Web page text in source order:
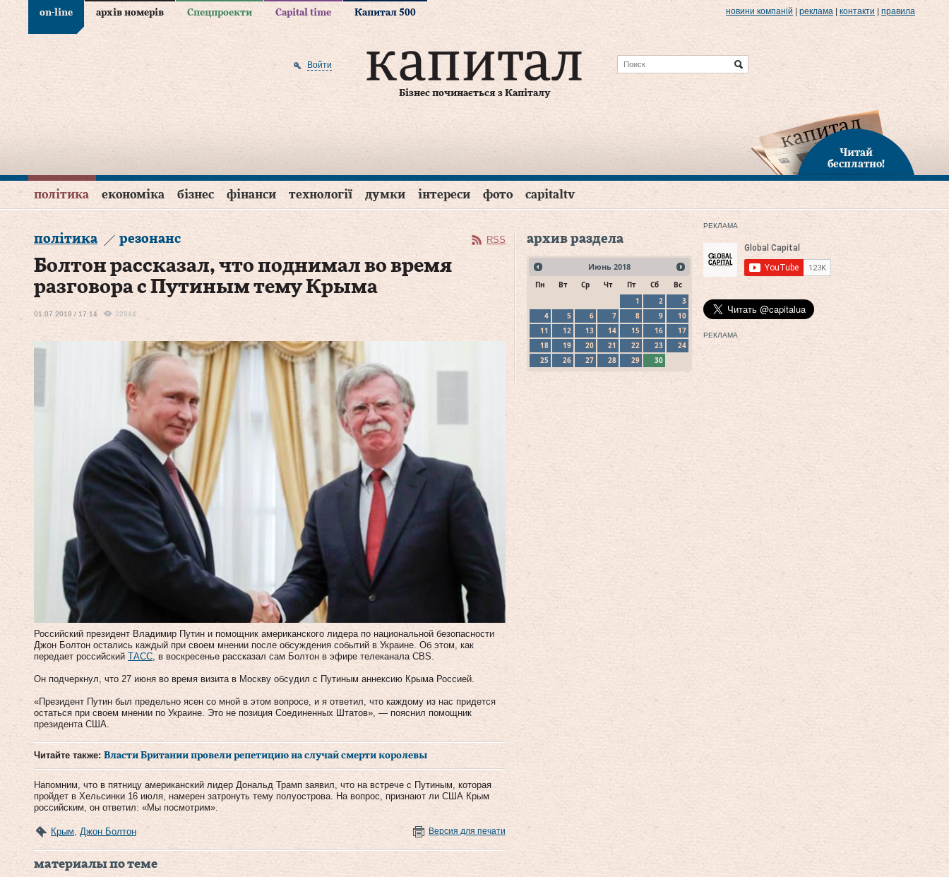
on-line архів номерів Спецпроекти Capital time Капитал 500 новини компаній реклама контакти правила
Бізнес починається з Капіталу
Войти
Читай
бесплатно!
політика економіка бізнес фінанси технології думки інтереси фото capitaltv
політика резонанс RSS
Болтон рассказал, что поднимал во время
разговора с Путиным тему Крыма
01.07.2018 / 17:14 22844
Российский президент Владимир Путин и помощник американского лидера по национальной безопасности
Джон Болтон остались каждый при своем мнении после обсуждения событий в Украине. Об этом, как
передает российский ТАСС , в воскресенье рассказал сам Болтон в эфире телеканала CBS.
Он подчеркнул, что 27 июня во время визита в Москву обсудил с Путиным аннексию Крыма Россией.
«Президент Путин был предельно ясен со мной в этом вопросе, и я ответил, что каждому из нас придется
остаться при своем мнении по Украине. Это не позиция Соединенных Штатов», — пояснил помощник
президента США.
Читайте также: Власти Британии провели репетицию на случай смерти королевы
Напомним, что в пятницу американский лидер Дональд Трамп заявил, что на встрече с Путиным, которая
пройдет в Хельсинки 16 июля, намерен затронуть тему полуострова. На вопрос, признают ли США Крым
российским, он ответил: «Мы посмотрим».
Крым Джон Болтон Версия для печати
материалы по теме
архив раздела
Июнь 2018
Пн Вт Ср Чт Пт Сб
Вс
1
2
3
4
5 6 7 8 9
10
11
12 13 14 15 16
17
18
19 20 21 22 23
24
25
26 27 28 29 30
РЕКЛАМА
РЕКЛАМА